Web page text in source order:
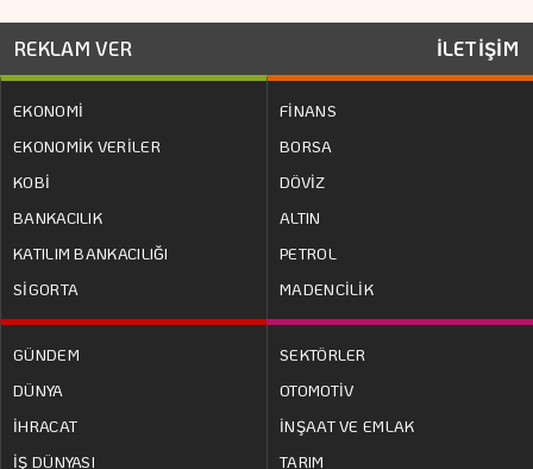
REKLAM VER İLETİŞİM
EKONOMİ
EKONOMİK VERİLER
KOBİ
BANKACILIK
KATILIM BANKACILIĞI
SİGORTA
FİNANS
BORSA
DÖVİZ
ALTIN
PETROL
MADENCİLİK
GÜNDEM
DÜNYA
İHRACAT
İŞ DÜNYASI
SEKTÖRLER
OTOMOTİV
İNŞAAT VE EMLAK
TARIM